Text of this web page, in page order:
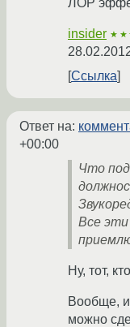
ЛОР
insider
Ссылка
Ответ на:
+00:00
Что
Все эти
Ну, тот,
Вообще,
можно